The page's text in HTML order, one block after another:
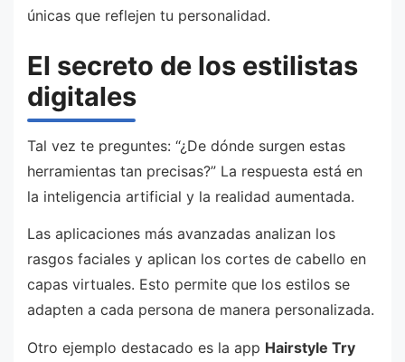
únicas que reflejen tu personalidad.
El secreto de los estilistas
digitales
Tal vez te preguntes: “¿De dónde surgen estas
herramientas tan precisas?” La respuesta está en
la inteligencia artificial y la realidad aumentada.
Las aplicaciones más avanzadas analizan los
rasgos faciales y aplican los cortes de cabello en
capas virtuales. Esto permite que los estilos se
adapten a cada persona de manera personalizada.
Otro ejemplo destacado es la app Hairstyle Try